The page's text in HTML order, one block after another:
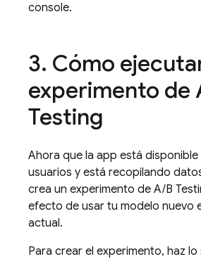
console.
3. Cómo
experimento de
Testing
Ahora que la app está
usuarios y está recopilando
crea un experimento de A/B
efecto de usar tu modelo nuevo
actual.
Para crear el experimento, haz lo